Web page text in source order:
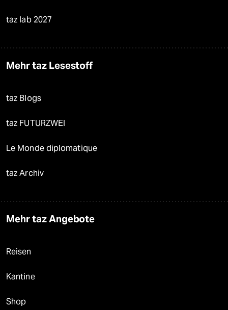
taz lab 2027
Mehr taz Lesestoff
taz Blogs
taz FUTURZWEI
Le Monde diplomatique
taz Archiv
Mehr taz Angebote
Reisen
Kantine
Shop